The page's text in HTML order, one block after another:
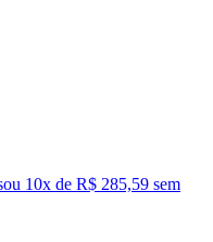
ou 10x de R$ 285,59 sem